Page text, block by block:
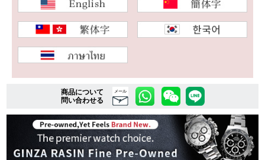
複数条件で商品を絞り込む
詳細検索はこちら
ご利用ガイド
GINZA RASINのプレミアムクオリティについて
送料・お支払方法
商品について
問い合わせる
メール